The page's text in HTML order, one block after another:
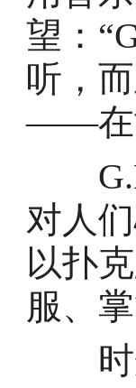
望：
听，
——在
对人
以扑
服、
时光